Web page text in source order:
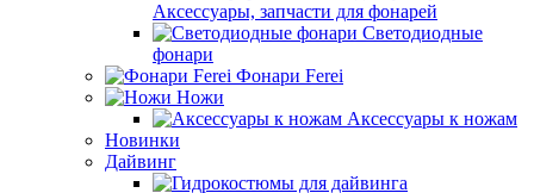
Аксессуары, запчасти для фонарей
Светодиодные
фонари
Фонари Ferei
Ножи
Аксессуары к ножам
Новинки
Дайвинг